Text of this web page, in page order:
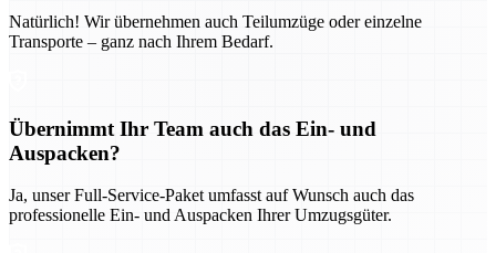
Natürlich! Wir übernehmen auch Teilumzüge oder einzelne
Transporte – ganz nach Ihrem Bedarf.
Übernimmt Ihr Team auch das Ein- und
Auspacken?
Ja, unser Full-Service-Paket umfasst auf Wunsch auch das
professionelle Ein- und Auspacken Ihrer Umzugsgüter.